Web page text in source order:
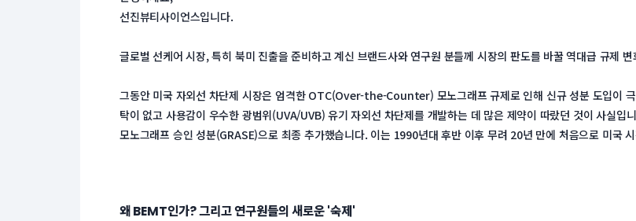
선진뷰티사이언스입니다.
글로벌 선케어 시장, 특히 북미 진출을 준비하고 계신 브랜드사와 연구원 분들께 시장의 판도를 바꿀 역대급 규제
그동안 미국 자외선 차단제 시장은 엄격한 OTC(Over-the-Counter) 모노그래프 규제로 인해 신규 성분 도입이
탁이 없고 사용감이 우수한 광범위(UVA/UVB) 유기 자외선 차단제를 개발하는 데 많은 제약이 따랐던 것이 사실
모노그래프 승인 성분(GRASE)으로 최종 추가했습니다. 이는 1990년대 후반 이후 무려 20년 만에 처음으로 미국
왜 BEMT인가? 그리고 연구원들의 새로운 '숙제'